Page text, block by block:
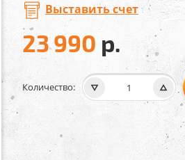
Выставить счет
23 990 р.
Количество: